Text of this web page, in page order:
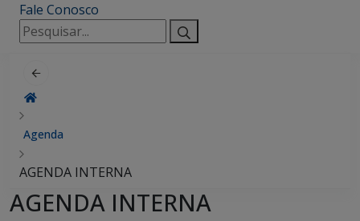
Fale Conosco
Pesquisar
por:
Agenda
AGENDA INTERNA
AGENDA INTERNA